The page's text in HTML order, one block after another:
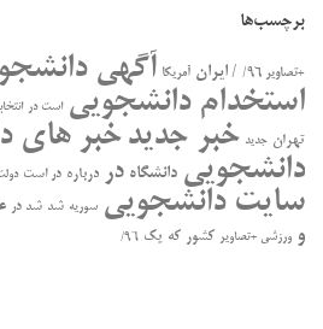
برچسب‌ها
+تصاویر ۹۶/ / ایران آمریکا آگهی
استخدام دانشجویی است در انتخابات
تهران جدید خبر جدیدخبر های
دانشجویی دانشگاه در درباره در ﺍﺳﺖ دولت
سایت دانشجویی سوریه شد شد در
ورزشی +تصاویر کشور که یک ۹۶/